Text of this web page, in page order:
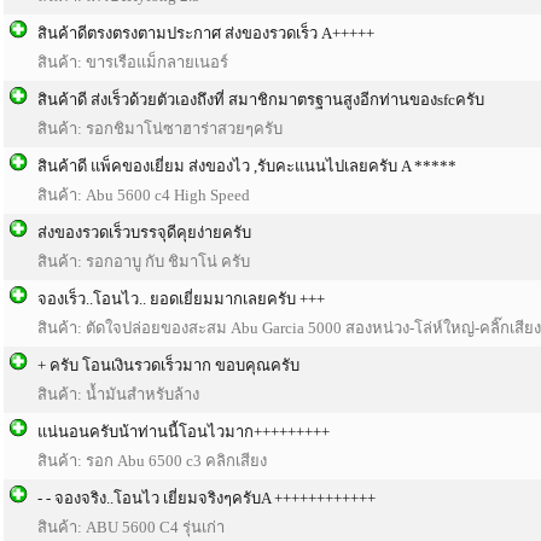
สินค้าดีตรงตรงตามประกาศ ส่งของรวดเร็ว A+++++
สินค้า: ขารเรือแม็กลายเนอร์
สินค้าดี ส่งเร็วด้วยตัวเองถึงที่ สมาชิกมาตรฐานสูงอีกท่านของsfcครับ
สินค้า: รอกชิมาโน่ซาฮาร่าสวยๆครับ
สินค้าดี แพ็คของเยี่ยม ส่งของไว ,รับคะแนนไปเลยครับ A *****
สินค้า: Abu 5600 c4 High Speed
ส่งของรวดเร็วบรรจุดีคุยง่ายครับ
สินค้า: รอกอาบู กับ ชิมาโน่ ครับ
จองเร็ว..โอนไว.. ยอดเยี่ยมมากเลยครับ +++
สินค้า: ตัดใจปล่อยของสะสม Abu Garcia 5000 สองหน่วง-โล่ห์ใหญ่-คลิ๊กเสีย
+ ครับ โอนเงินรวดเร็วมาก ขอบคุณครับ
สินค้า: น้ำมันสำหรับล้าง
แน่นอนครับน้าท่านนี้โอนไวมาก+++++++++
สินค้า: รอก Abu 6500 c3 คลิกเสียง
- - จองจริง..โอนไว เยี่ยมจริงๆครับA ++++++++++++
สินค้า: ABU 5600 C4 รุ่นเก่า